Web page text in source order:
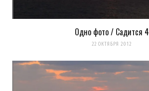
Одно фото / Садится 4
22 ОКТЯБРЯ 2012